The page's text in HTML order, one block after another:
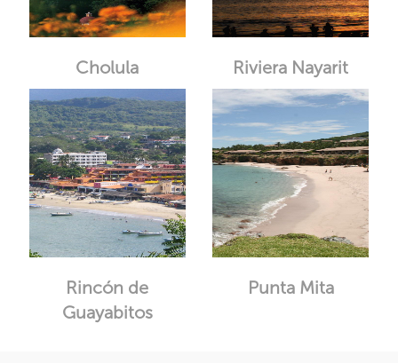
Cholula Riviera Nayarit
Rincón de
Guayabitos
Punta Mita